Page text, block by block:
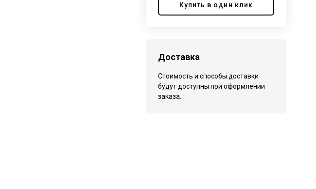
Купить в один клик
Доставка
Стоимость и способы доставки
будут доступны при оформлении
заказа.